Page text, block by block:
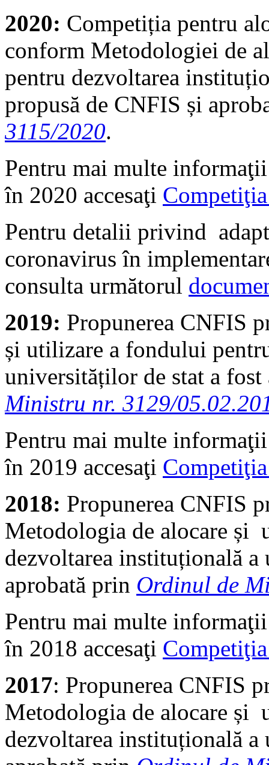
2020: Competiția pentru
conform Metodologiei de
pentru dezvoltarea
propusă de CNFIS și
3115/2020.
Pentru mai multe
în 2020 accesaţi
Pentru detalii privind
coronavirus în
consulta următorul
2019: Propunerea CNFIS
și utilizare a fondului
universităților de stat a fost
Ministru nr. 3129/
Pentru mai multe
în 2019 accesaţi
2018: Propunerea CNFIS
Metodologia de alocare și
dezvoltarea instituțională
aprobată prin Ordinul de
Pentru mai multe
în 2018 accesaţi
2017: Propunerea CNFIS
Metodologia de alocare și
dezvoltarea instituțională